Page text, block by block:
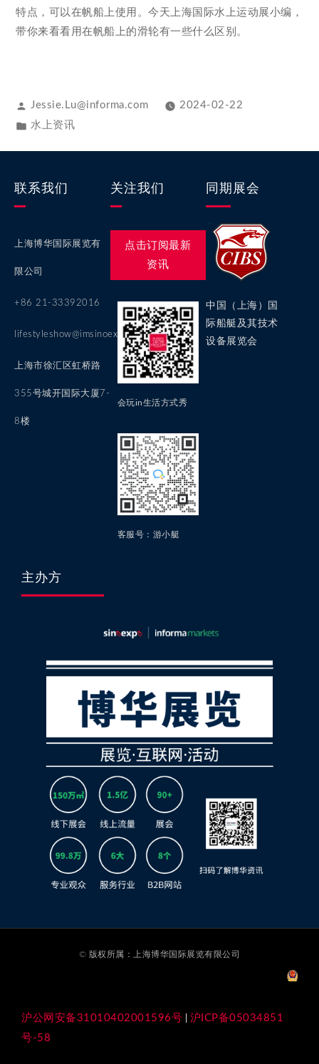
特点，可以在帆船上使用。今天上海国际水上运动展小编，
带你来看看用在帆船上的滑轮有一些什么区别。
Jessie.Lu@informa.com
2024-02-22
水上资讯
联系我们
上海博华国际展览有
限公司
+86 21-33392016
lifestyleshow@imsinoexpo.com
上海市徐汇区虹桥路
355号城开国际大厦7-
8楼
关注我们
点击订阅最新
资讯
会玩in生活方式秀
客服号：游小艇
同期展会
中国（上海）国
际船艇及其技术
设备展览会
主办方
© 版权所属：上海博华国际展览有限公司
沪公网安备31010402001596号
沪ICP备05034851
号-58